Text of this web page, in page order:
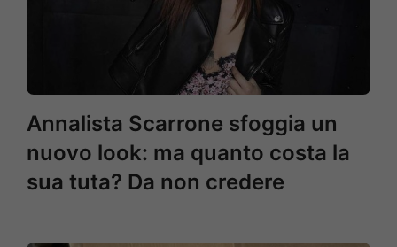
Annalista Scarrone sfoggia un
nuovo look: ma quanto costa la
sua tuta? Da non credere